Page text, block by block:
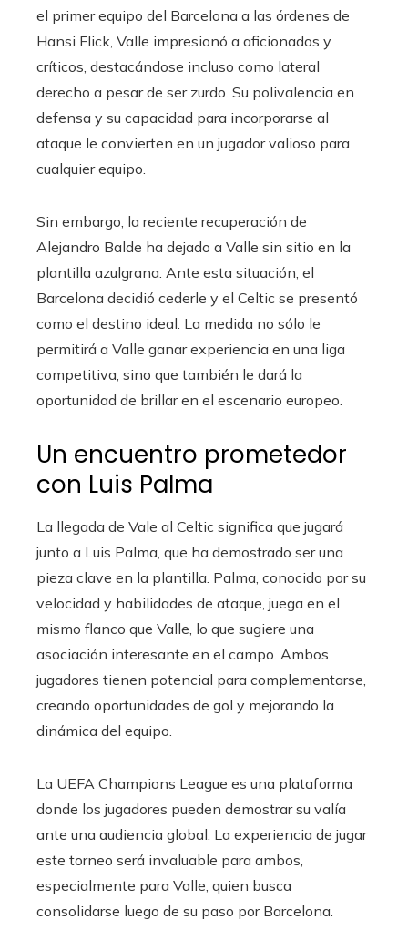
el primer equipo del Barcelona a las órdenes de
Hansi Flick, Valle impresionó a aficionados y
críticos, destacándose incluso como lateral
derecho a pesar de ser zurdo. Su polivalencia en
defensa y su capacidad para incorporarse al
ataque le convierten en un jugador valioso para
cualquier equipo.
Sin embargo, la reciente recuperación de
Alejandro Balde ha dejado a Valle sin sitio en la
plantilla azulgrana. Ante esta situación, el
Barcelona decidió cederle y el Celtic se presentó
como el destino ideal. La medida no sólo le
permitirá a Valle ganar experiencia en una liga
competitiva, sino que también le dará la
oportunidad de brillar en el escenario europeo.
Un encuentro prometedor
con Luis Palma
La llegada de Vale al Celtic significa que jugará
junto a Luis Palma, que ha demostrado ser una
pieza clave en la plantilla. Palma, conocido por su
velocidad y habilidades de ataque, juega en el
mismo flanco que Valle, lo que sugiere una
asociación interesante en el campo. Ambos
jugadores tienen potencial para complementarse,
creando oportunidades de gol y mejorando la
dinámica del equipo.
La UEFA Champions League es una plataforma
donde los jugadores pueden demostrar su valía
ante una audiencia global. La experiencia de jugar
este torneo será invaluable para ambos,
especialmente para Valle, quien busca
consolidarse luego de su paso por Barcelona.